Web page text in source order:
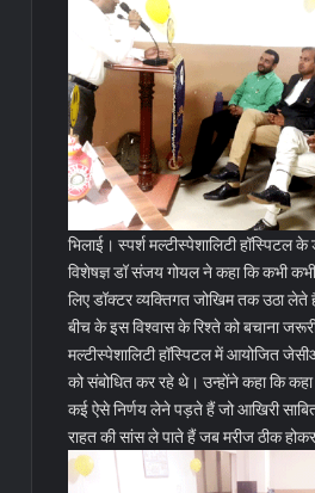
भिलाई। स्पर्श मल्टीस्पेशालिटी हॉस्पिटल
विशेषज्ञ डॉ संजय गोयल ने कहा कि कभी
लिए डॉक्टर व्यक्तिगत जोखिम तक उठा
बीच के इस विश्वास के रिश्ते को बचाना
मल्टीस्पेशालिटी हॉस्पिटल में आयोजित
को संबोधित कर रहे थे। उन्होंने कहा कि
कई ऐसे निर्णय लेने पड़ते हैं जो आखिरी
राहत की सांस ले पाते हैं जब मरीज ठीक